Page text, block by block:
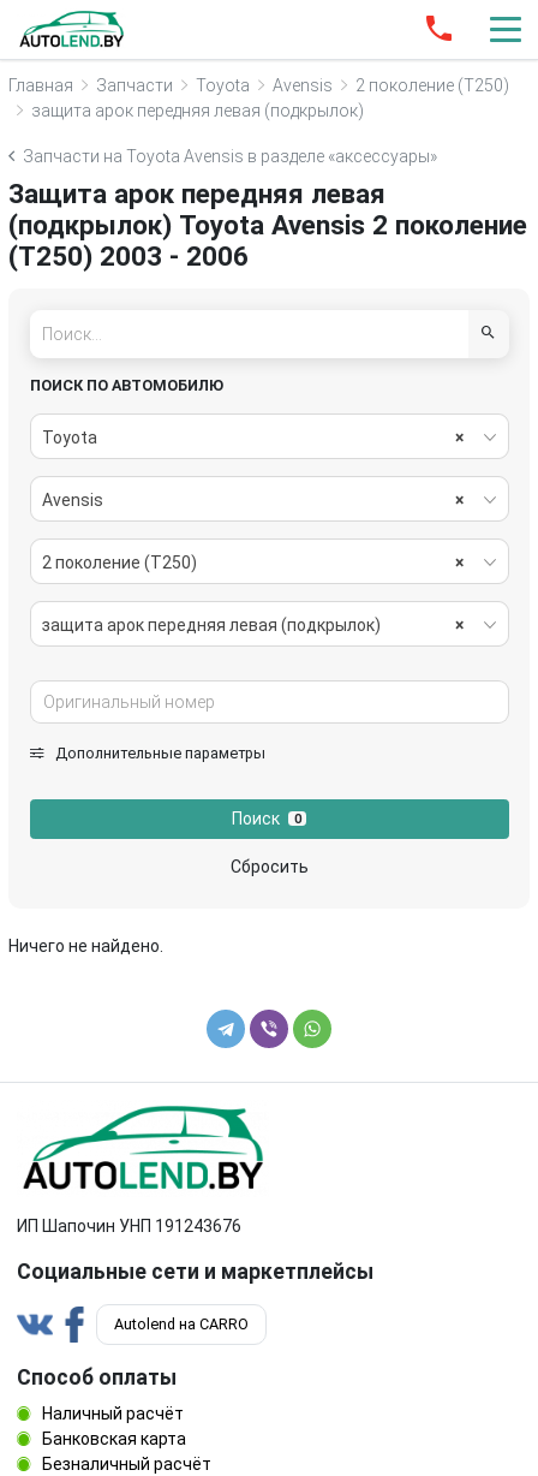
Главная Запчасти Toyota Avensis
2 поколение (T250)
защита арок передняя левая (подкрылок)
Запчасти на Toyota Avensis в разделе «аксессуары»
Защита арок передняя левая
(подкрылок) Toyota Avensis 2 поколение
(T250) 2003 - 2006
ПОИСК ПО АВТОМОБИЛЮ
×
Toyota
×
Avensis
×
2 поколение (T250)
×
защита арок передняя левая (подкрылок)
Дополнительные параметры
Поиск 0
Сбросить
Ничего не найдено.
ИП Шапочин УНП 191243676
Социальные сети и маркетплейсы
Autolend на CARRO
Способ оплаты
Наличный расчёт
Банковская карта
Безналичный расчёт